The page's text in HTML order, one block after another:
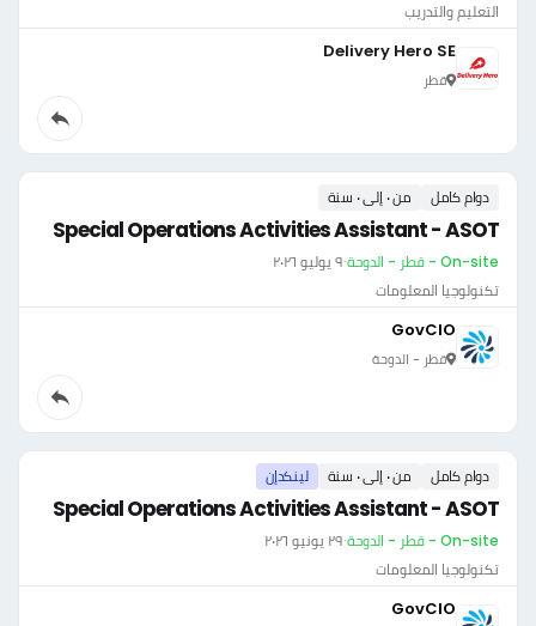
التعليم والتدريب
Delivery Hero SE
قطر
دوام كامل من ٠ إلى ٠ سنة
Special Operations Activities Assistant - ASOT
On-site - قطر - الدوحة ·٩ يوليو ٢٠٢٦
تكنولوجيا المعلومات
GovCIO
قطر - الدوحة
دوام كامل من ٠ إلى ٠ سنة لينكدإن
Special Operations Activities Assistant - ASOT
On-site - قطر - الدوحة ·٢٩ يونيو ٢٠٢٦
تكنولوجيا المعلومات
GovCIO